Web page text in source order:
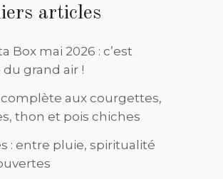
articles
Box mai 2026 : c’est
du grand air !
complète aux courgettes,
thon et pois chiches
: entre pluie, spiritualité